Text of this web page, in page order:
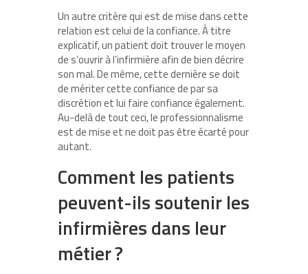
Un autre critère qui est de mise dans cette
relation est celui de la confiance. À titre
explicatif, un patient doit trouver le moyen
de s’ouvrir à l’infirmière afin de bien décrire
son mal. De même, cette dernière se doit
de mériter cette confiance de par sa
discrétion et lui faire confiance également.
Au-delà de tout ceci, le professionnalisme
est de mise et ne doit pas être écarté pour
autant.
Comment les patients
peuvent-ils soutenir les
infirmières dans leur
métier ?